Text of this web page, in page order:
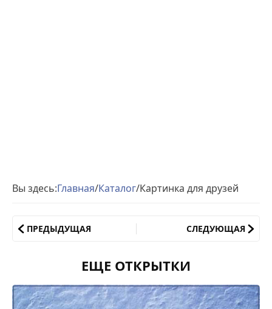
Вы здесь:Главная/Каталог/Картинка для друзей
ПРЕДЫДУЩАЯ СЛЕДУЮЩАЯ
ЕЩЕ ОТКРЫТКИ